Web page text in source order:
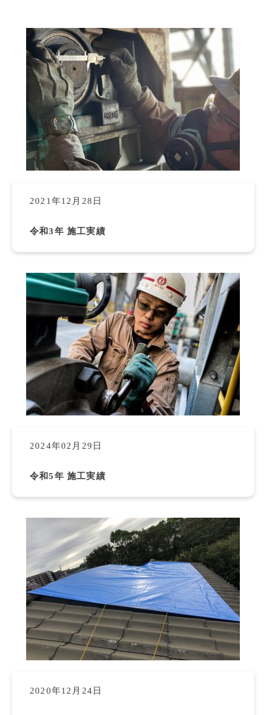
2021年12月28日
令和3年 施工実績
2024年02月29日
令和5年 施工実績
2020年12月24日